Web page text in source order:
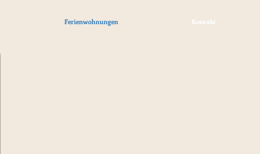
Ferienwohnungen Kontakt